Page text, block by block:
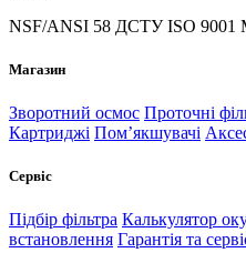
NSF/ANSI 58 ДСТУ ISO 9001
Магазин
Зворотний осмос Проточні
Картриджі Помʼякшувачі
Сервіс
Підбір фільтра Калькулятор
встановлення Гарантія та